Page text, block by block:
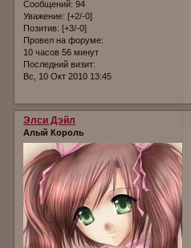
Сообщений: 94
Уважение: [+2/-0]
Позитив: [+3/-0]
Провел на форуме:
10 часов 56 минут
Последний визит:
Вс, 10 Окт 2010 13:45
Элси Дэйл
Алый Король